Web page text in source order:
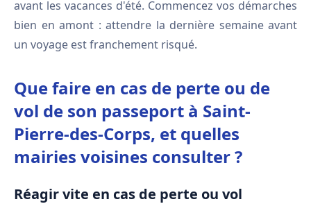
avant les vacances d'été. Commencez vos démarches
bien en amont : attendre la dernière semaine avant
un voyage est franchement risqué.
Que faire en cas de perte ou de
vol de son passeport à Saint-
Pierre-des-Corps, et quelles
mairies voisines consulter ?
Réagir vite en cas de perte ou vol